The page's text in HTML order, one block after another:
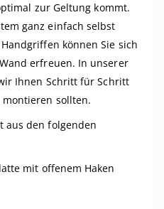
zur Geltung kommt.
ganz einfach selbst
können Sie sich
erfreuen. In unserer
Ihnen Schritt für Schritt
montieren sollten.
aus den folgenden
mit offenem Haken